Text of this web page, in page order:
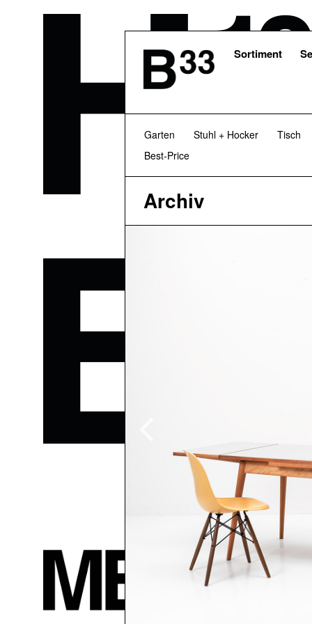
Sortiment
Garten Stuhl + Hocker Tisch
Best-Price
Archiv